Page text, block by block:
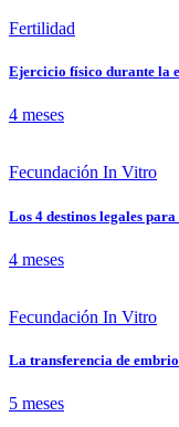
Fertilidad
Ejercicio físico durante la
4 meses
Fecundación In Vitro
Los 4 destinos legales
4 meses
Fecundación In Vitro
La transferencia de
5 meses